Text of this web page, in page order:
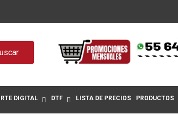
DIGITAL DTF LISTA DE PRECIOS PRODUCTOS